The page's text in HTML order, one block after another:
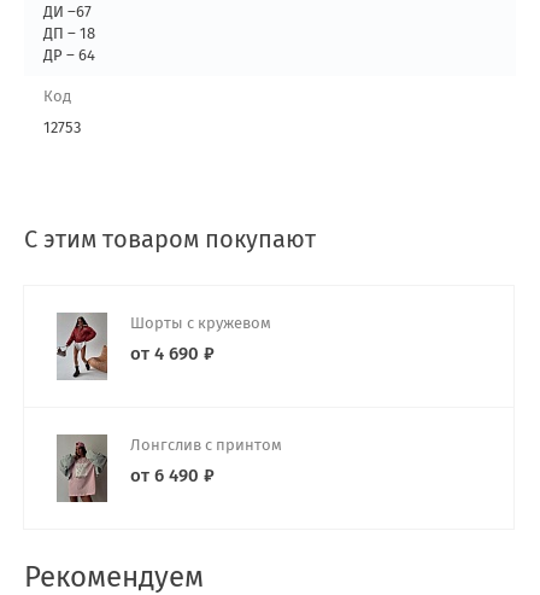
ДИ –67
ДП – 18
ДР – 64
Код
12753
С этим товаром покупают
Шорты с кружевом
от 4 690 ₽
Лонгслив с принтом
от 6 490 ₽
Рекомендуем